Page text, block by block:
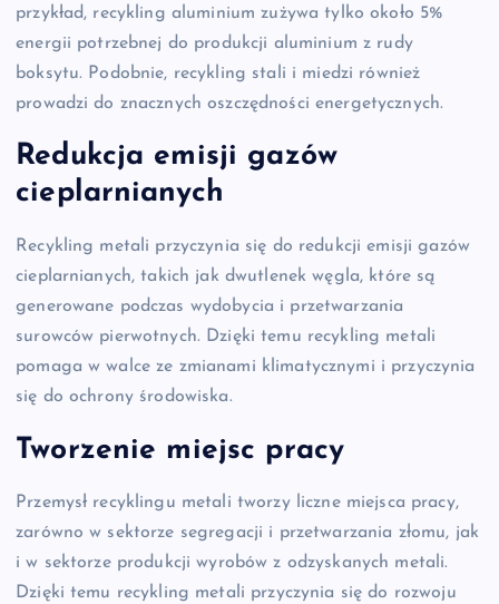
przykład, recykling aluminium zużywa tylko około 5%
energii potrzebnej do produkcji aluminium z rudy
boksytu. Podobnie, recykling stali i miedzi również
prowadzi do znacznych oszczędności energetycznych.
Redukcja emisji gazów
cieplarnianych
Recykling metali przyczynia się do redukcji emisji gazów
cieplarnianych, takich jak dwutlenek węgla, które są
generowane podczas wydobycia i przetwarzania
surowców pierwotnych. Dzięki temu recykling metali
pomaga w walce ze zmianami klimatycznymi i przyczynia
się do ochrony środowiska.
Tworzenie miejsc pracy
Przemysł recyklingu metali tworzy liczne miejsca pracy,
zarówno w sektorze segregacji i przetwarzania złomu, jak
i w sektorze produkcji wyrobów z odzyskanych metali.
Dzięki temu recykling metali przyczynia się do rozwoju